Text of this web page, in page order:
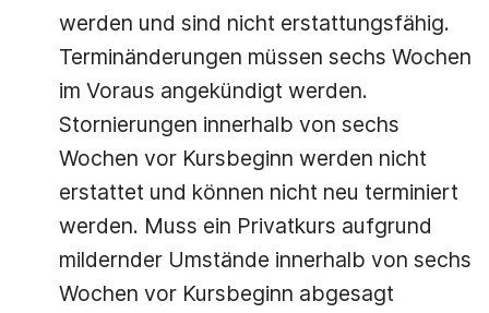
werden und sind nicht erstattungsfähig.
Terminänderungen müssen sechs Wochen
im Voraus angekündigt werden.
Stornierungen innerhalb von sechs
Wochen vor Kursbeginn werden nicht
erstattet und können nicht neu terminiert
werden. Muss ein Privatkurs aufgrund
mildernder Umstände innerhalb von sechs
Wochen vor Kursbeginn abgesagt